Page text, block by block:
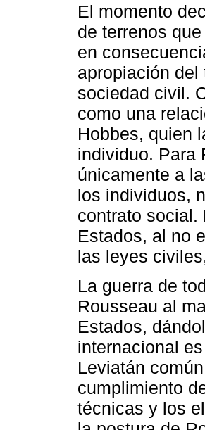
El momento
de terrenos
en
apropiación
sociedad civil.
como una
Hobbes, quien
individuo. Para
únicamente a
los individuos,
contrato social.
Estados, al no
las leyes
La guerra de
Rousseau al
Estados,
internacional
Leviatán
cumplimiento
técnicas y los